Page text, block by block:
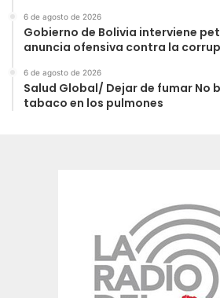
6 de agosto de 2026
Gobierno de Bolivia interviene
anuncia ofensiva contra la
6 de agosto de 2026
Salud Global/ Dejar de fumar No
tabaco en los pulmones